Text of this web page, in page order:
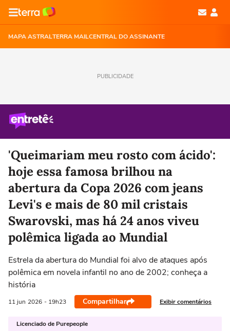
MAPA ASTRALTERRA MAILCENTRAL DO ASSINANTE
PUBLICIDADE
'Queimariam meu rosto com ácido':
hoje essa famosa brilhou na
abertura da Copa 2026 com jeans
Levi's e mais de 80 mil cristais
Swarovski, mas há 24 anos viveu
polêmica ligada ao Mundial
Estrela da abertura do Mundial foi alvo de ataques após
polêmica em novela infantil no ano de 2002; conheça a
história
11 jun 2026 - 19h23 Compartilhar Exibir comentários
Licenciado de Purepeople